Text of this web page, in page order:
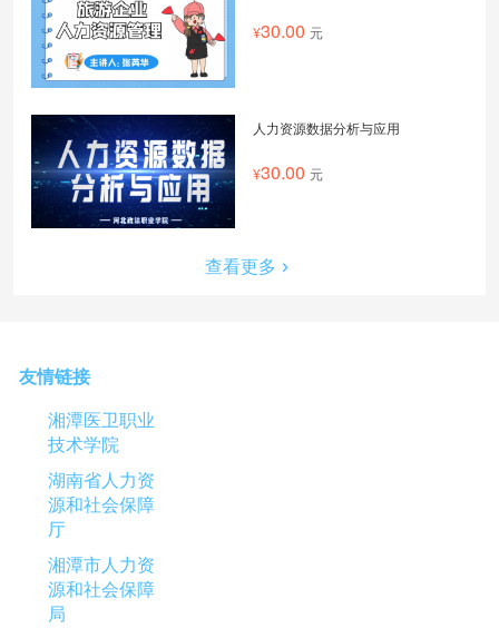
30.00 元
人力资源数据分析与应用
30.00 元
查看更多
友情链接
湘潭医卫职业
技术学院
湖南省人力资
源和社会保障
厅
湘潭市人力资
源和社会保障
局